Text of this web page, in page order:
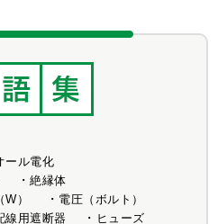
ール電化
絶縁体
）
電圧（ボルト）
線用遮断器
ヒューズ